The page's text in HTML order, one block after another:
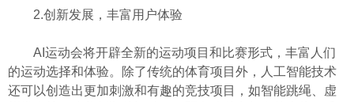
2.创新发展，丰富用户体验
AI运动会将开辟全新的运动项目和比赛形式，丰富人们
的运动选择和体验。除了传统的体育项目外，人工智能技术
还可以创造出更加刺激和有趣的竞技项目，如智能跳绳、虚